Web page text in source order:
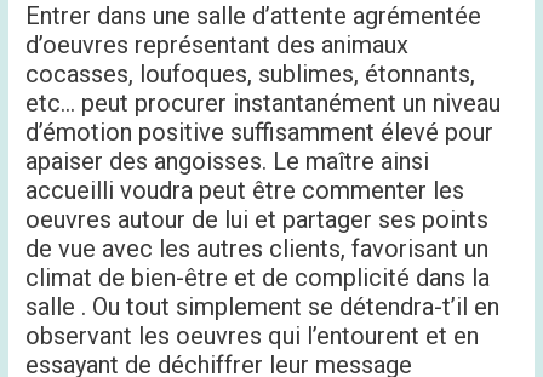
Entrer dans une salle d’attente agrémentée
d’oeuvres représentant des animaux
cocasses, loufoques, sublimes, étonnants,
etc… peut procurer instantanément un niveau
d’émotion positive suffisamment élevé pour
apaiser des angoisses. Le maître ainsi
accueilli voudra peut être commenter les
oeuvres autour de lui et partager ses points
de vue avec les autres clients, favorisant un
climat de bien-être et de complicité dans la
salle . Ou tout simplement se détendra-t’il en
observant les oeuvres qui l’entourent et en
essayant de déchiffrer leur message